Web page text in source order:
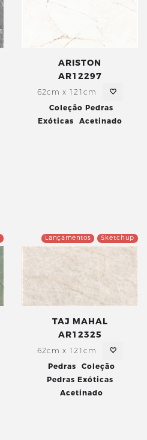
ARISTON
AR12297
62cm x 121cm
Coleção Pedras
Exóticas
Acetinado
Sketchup
Lançamentos
TAJ MAHAL
AR12325
62cm x 121cm
Pedras
Coleção
Pedras Exóticas
Acetinado